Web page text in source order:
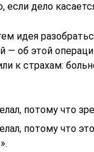
если дело
идея
— об этой
к страхам:
потому что
потому что